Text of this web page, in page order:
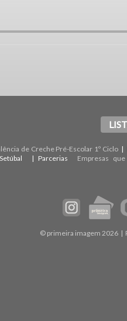
de Creche Pré-Escolar 1º Ciclo|
Setúbal | Parcerias Empresas
© primeira imagem 2026 |